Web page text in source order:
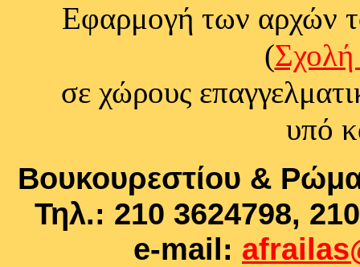
Εφαρμογή των αρχών
(Σχολή
σε χώρους
υπό
Βουκουρεστίου &
Τηλ.: 210 3624798,
e-mail: